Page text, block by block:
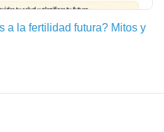
a la fertilidad futura? Mitos y